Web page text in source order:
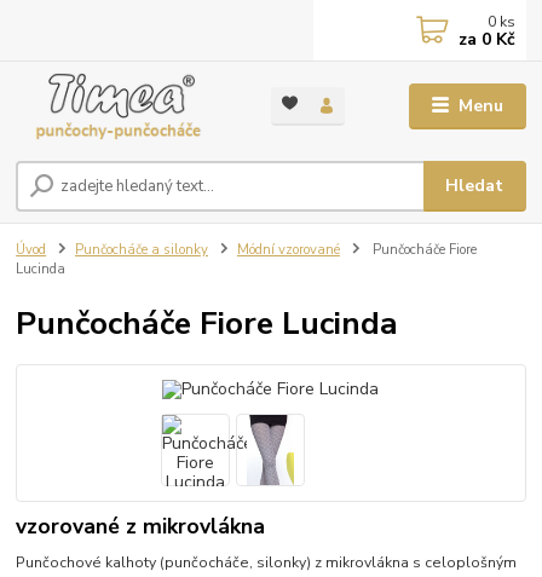
Menu
Hledat
0 ks
za 0 Kč
Úvod Punčocháče a silonky Módní vzorované
Punčocháče Fiore
Lucinda
Punčocháče Fiore Lucinda
vzorované z mikrovlákna
Punčochové kalhoty (punčocháče, silonky) z mikrovlákna s celoplošným